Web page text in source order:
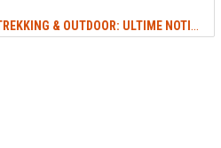
NEWS TREKKING & OUTDOOR: ULTIME NOTIZIE